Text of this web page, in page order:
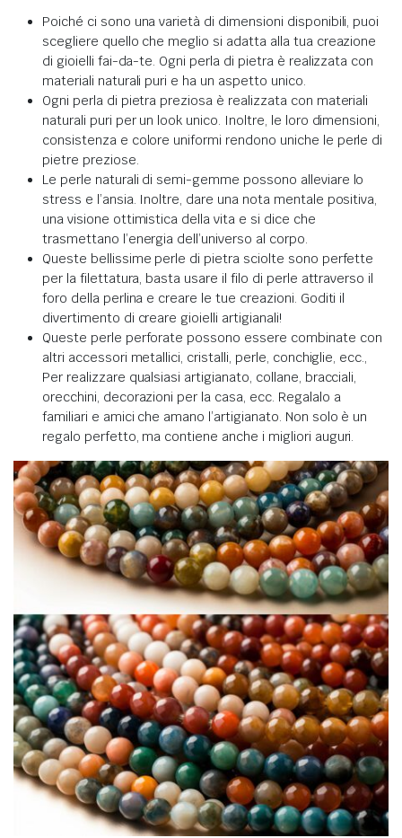
Poiché ci sono una varietà di dimensioni disponibili, puoi
scegliere quello che meglio si adatta alla tua creazione
di gioielli fai-da-te. Ogni perla di pietra è realizzata con
materiali naturali puri e ha un aspetto unico.
Ogni perla di pietra preziosa è realizzata con materiali
naturali puri per un look unico. Inoltre, le loro dimensioni,
consistenza e colore uniformi rendono uniche le perle di
pietre preziose.
Le perle naturali di semi-gemme possono alleviare lo
stress e l’ansia. Inoltre, dare una nota mentale positiva,
una visione ottimistica della vita e si dice che
trasmettano l’energia dell’universo al corpo.
Queste bellissime perle di pietra sciolte sono perfette
per la filettatura, basta usare il filo di perle attraverso il
foro della perlina e creare le tue creazioni. Goditi il
divertimento di creare gioielli artigianali!
Queste perle perforate possono essere combinate con
altri accessori metallici, cristalli, perle, conchiglie, ecc.,
Per realizzare qualsiasi artigianato, collane, bracciali,
orecchini, decorazioni per la casa, ecc. Regalalo a
familiari e amici che amano l’artigianato. Non solo è un
regalo perfetto, ma contiene anche i migliori auguri.